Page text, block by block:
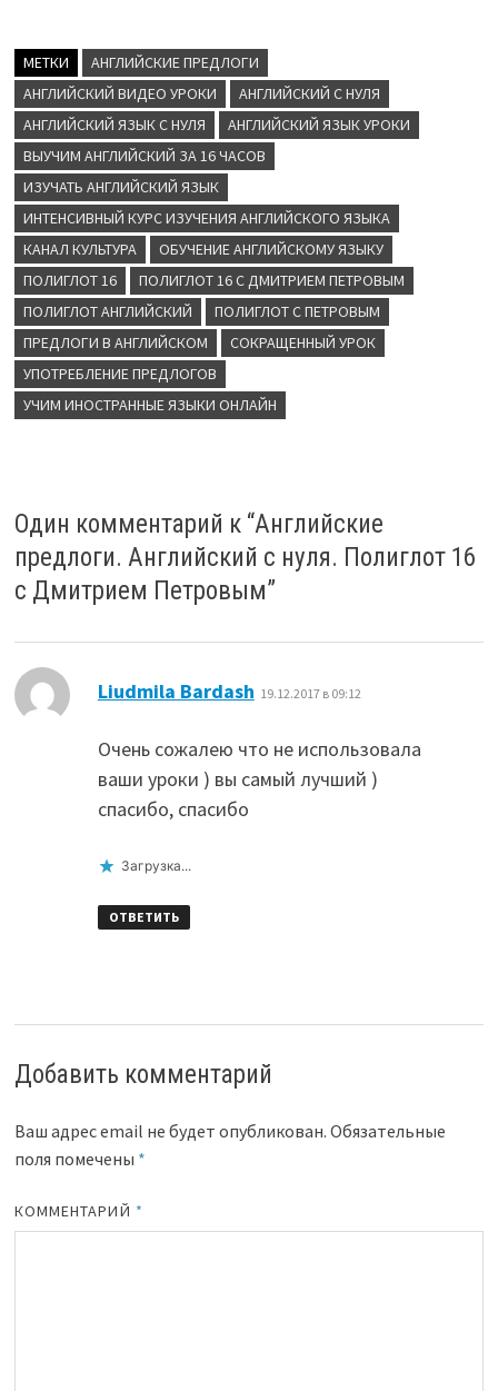
МЕТКИ
АНГЛИЙСКИЕ ПРЕДЛОГИ
АНГЛИЙСКИЙ ВИДЕО УРОКИ
АНГЛИЙСКИЙ С НУЛЯ
АНГЛИЙСКИЙ ЯЗЫК С НУЛЯ
АНГЛИЙСКИЙ ЯЗЫК УРОКИ
ВЫУЧИМ АНГЛИЙСКИЙ ЗА 16 ЧАСОВ
ИЗУЧАТЬ АНГЛИЙСКИЙ ЯЗЫК
ИНТЕНСИВНЫЙ КУРС ИЗУЧЕНИЯ АНГЛИЙСКОГО ЯЗЫКА
КАНАЛ КУЛЬТУРА
ОБУЧЕНИЕ АНГЛИЙСКОМУ ЯЗЫКУ
ПОЛИГЛОТ 16
ПОЛИГЛОТ 16 С ДМИТРИЕМ ПЕТРОВЫМ
ПОЛИГЛОТ АНГЛИЙСКИЙ
ПОЛИГЛОТ С ПЕТРОВЫМ
ПРЕДЛОГИ В АНГЛИЙСКОМ
СОКРАЩЕННЫЙ УРОК
УПОТРЕБЛЕНИЕ ПРЕДЛОГОВ
УЧИМ ИНОСТРАННЫЕ ЯЗЫКИ ОНЛАЙН
Один комментарий к “Английские
предлоги. Английский с нуля. Полиглот 16
с Дмитрием Петровым”
Liudmila Bardash 19.12.2017 в 09:12
Очень сожалею что не использовала
ваши уроки ) вы самый лучший )
спасибо, спасибо
Загрузка...
ОТВЕТИТЬ
Добавить комментарий
Ваш адрес email не будет опубликован. Обязательные
поля помечены *
КОММЕНТАРИЙ *